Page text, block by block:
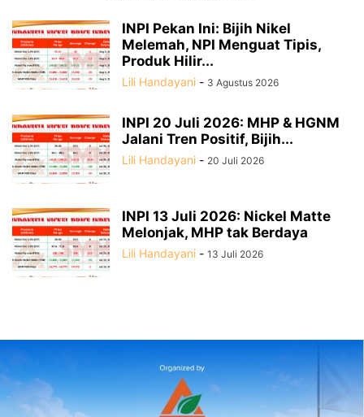
INPI Pekan Ini: Bijih Nikel
Melemah, NPI Menguat Tipis,
Produk Hilir...
Lili Handayani - 3 Agustus 2026
INPI 20 Juli 2026: MHP & HGNM
Jalani Tren Positif, Bijih...
Lili Handayani - 20 Juli 2026
INPI 13 Juli 2026: Nickel Matte
Melonjak, MHP tak Berdaya
Lili Handayani - 13 Juli 2026